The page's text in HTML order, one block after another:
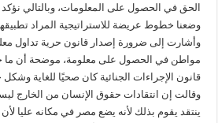
الحق في الحصول على المعلومات، وبالتالي
وضعنا خطوط عريضة للاستراتيجية المراد
وأشارت إلى ضرورة إصدار قانون حرية تداول
مواطن في الحصول على معلومة، موضحة أن ما
قانون الإجراءات الجنائية كان صحيًا للغاية وشكل
وقالت إن انتقادات حقوق الإنسان من
ينتقد يقوم بذلك لأنه يضع مصر في مكانه عليا